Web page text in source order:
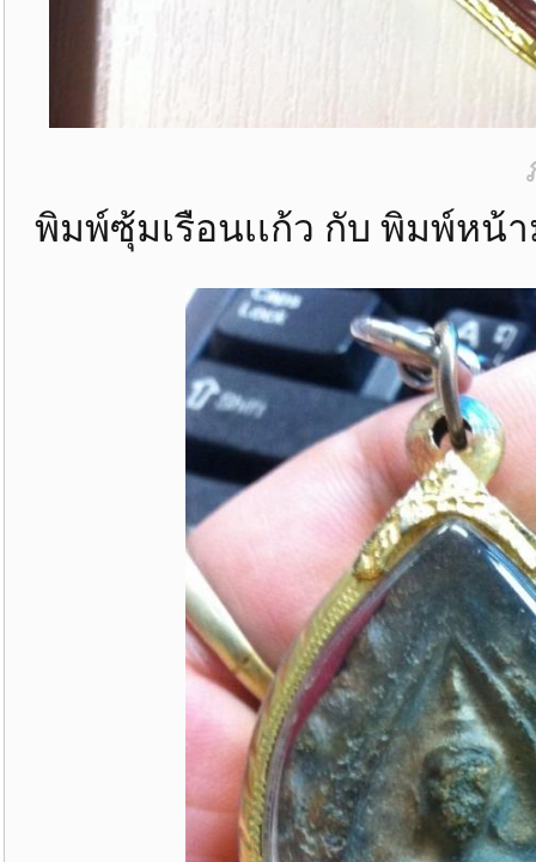
พิมพ์ซุ้มเรือนเเก้ว กับ พิมพ์หน้